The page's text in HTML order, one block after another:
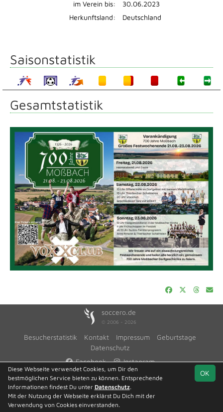
Team
Kreisliga,
Staffel C
Spielplan
im Verein bis:
30.06.2023
Herkunftsland:
Deutschland
Saisonstatistik
Gesamtstatistik
soccero.de
© 2006 - 2026
Besucherstatistik Kontakt Impressum
Geburtstage
Datenschutz
Facebook
Instagram
OK
Diese Webseite verwendet Cookies, um Dir den
bestmöglichen Service bieten zu können. Entsprechende
Informationen findest Du unter Datenschutz.
Mit der Nutzung der Webseite erklärst Du Dich mit der
Verwendung von Cookies einverstanden.